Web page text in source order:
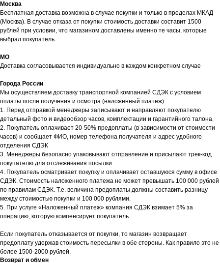
Москва
Бесплатная доставка возможна в случае покупки и только в пределах МКАД
(Москва). В случае отказа от покупки стоимость доставки составит 1500
рублей при условии, что магазином доставлены именно те часы, которые
выбрал покупатель.
МО
Доставка согласовывается индивидуально в каждом конкретном случае
Города России
Мы осуществляем доставку транспортной компанией СДЭК с условием
оплаты после получения и осмотра (наложенный платеж).
1. Перед отправкой менеджеры записывают и направляют покупателю
детальный фото и видеообзор часов, комплектации и гарантийного талона.
2. Покупатель оплачивает 20-50% предоплаты (в зависимости от стоимости
часов) и сообщает ФИО, номер телефона получателя и адрес удобного
отделения СДЭК
3. Менеджеры безопасно упаковывают отправление и присылают трек-код
покупателю для отслеживания посылки
4. Покупатель осматривает покупку и оплачивает оставшуюся сумму в офисе
СДЭК. Стоимость наложенного платежа не может превышать 100 000 рублей
по правилам СДЭК. Т.е. величина предоплаты должны составить разницу
между стоимостью покупки и 100 000 рублями.
5. При услуге «Наложенный платеж» компания СДЭК взимает 5% за
операцию, которую компенсирует покупатель.
Если покупатель отказывается от покупки, то магазин возвращает
предоплату удержав стоимость пересылки в обе стороны. Как правило это не
более 1500-2000 рублей.
Возврат и обмен